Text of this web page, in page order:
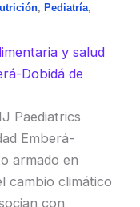
, Pediatría,
y salud
Dobidá de
Paediatrics
Emberá-
armado en
cambio climático
con